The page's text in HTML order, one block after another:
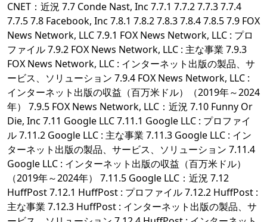
CNET：近況 7.7 Conde Nast, Inc 7.7.1 7.7.2 7.7.3 7.7.4
7.7.5 7.8 Facebook, Inc 7.8.1 7.8.2 7.8.3 7.8.4 7.8.5 7.9 FOX
News Network, LLC 7.9.1 FOX News Network, LLC : プロ
ファイル 7.9.2 FOX News Network, LLC : 主な事業 7.9.3
FOX News Network, LLC : インターネット出版の製品、サ
ービス、ソリューション 7.9.4 FOX News Network, LLC :
インターネット出版の収益（百万米ドル）（2019年～2024
年） 7.9.5 FOX News Network, LLC：近況 7.10 Funny Or
Die, Inc 7.11 Google LLC 7.11.1 Google LLC : プロファイ
ル 7.11.2 Google LLC : 主な事業 7.11.3 Google LLC : イン
ターネット出版の製品、サービス、ソリューション 7.11.4
Google LLC : インターネット出版の収益（百万米ドル）
（2019年～2024年） 7.11.5 Google LLC：近況 7.12
HuffPost 7.12.1 HuffPost : プロファイル 7.12.2 HuffPost :
主な事業 7.12.3 HuffPost : インターネット出版の製品、サ